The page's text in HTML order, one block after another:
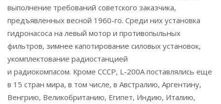
выполнение требований советского заказчика,
предъявленных весной 1960-го. Среди них установка
гидронасоса на левый мотор и противопыльных
фильтров, зимнее капотирование силовых установок,
укомплектование радиостанцией
и радиокомпасом. Кроме СССР, L-200A поставлялись еще
в 15 стран мира, в том числе, в Австралию, Аргентину,
Венгрию, Великобританию, Египет, Индию, Италию,